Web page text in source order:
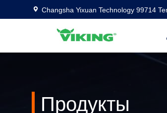
Changsha Yixuan Technology 99714
Продукты